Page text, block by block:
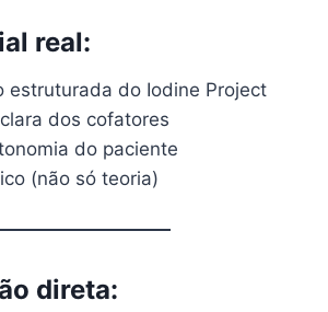
real:
estruturada do Iodine Project
dos cofatores
do paciente
(não só teoria)
direta: